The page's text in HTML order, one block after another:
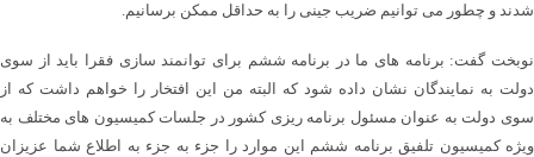
شدند و چطور می توانیم ضریب جینی را به حداقل ممکن برسانیم.
نوبخت گفت: برنامه های ما در برنامه ششم برای توانمند سازی فقرا باید از سوی
دولت به نمایندگان نشان داده شود که البته من این افتخار را خواهم داشت که از
سوی دولت به عنوان مسئول برنامه ریزی کشور در جلسات کمیسیون های مختلف به
ویژه کمیسیون تلفیق برنامه ششم این موارد را جزء به جزء به اطلاع شما عزیزان